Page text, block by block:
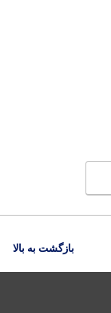
بازگشت به بالا